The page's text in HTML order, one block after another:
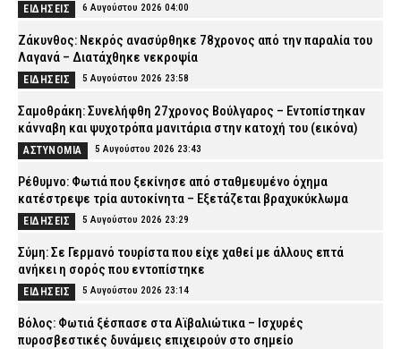
ΕΙΔΗΣΕΙΣ 6 Αυγούστου 2026 04:00
Ζάκυνθος: Νεκρός ανασύρθηκε 78χρονος από την παραλία του
Λαγανά – Διατάχθηκε νεκροψία
ΕΙΔΗΣΕΙΣ 5 Αυγούστου 2026 23:58
Σαμοθράκη: Συνελήφθη 27χρονος Βούλγαρος – Εντοπίστηκαν
κάνναβη και ψυχοτρόπα μανιτάρια στην κατοχή του (εικόνα)
ΑΣΤΥΝΟΜΙΑ 5 Αυγούστου 2026 23:43
Ρέθυμνο: Φωτιά που ξεκίνησε από σταθμευμένο όχημα
κατέστρεψε τρία αυτοκίνητα – Εξετάζεται βραχυκύκλωμα
ΕΙΔΗΣΕΙΣ 5 Αυγούστου 2026 23:29
Σύμη: Σε Γερμανό τουρίστα που είχε χαθεί με άλλους επτά
ανήκει η σορός που εντοπίστηκε
ΕΙΔΗΣΕΙΣ 5 Αυγούστου 2026 23:14
Βόλος: Φωτιά ξέσπασε στα Αϊβαλιώτικα – Ισχυρές
πυροσβεστικές δυνάμεις επιχειρούν στο σημείο